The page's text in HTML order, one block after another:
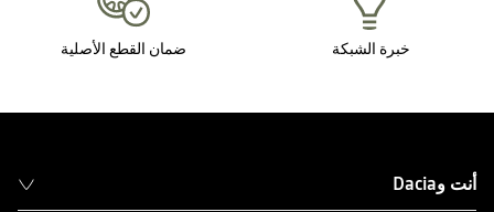
خبرة الشبكة ضمان القطع الأصلية
أنت وDacia